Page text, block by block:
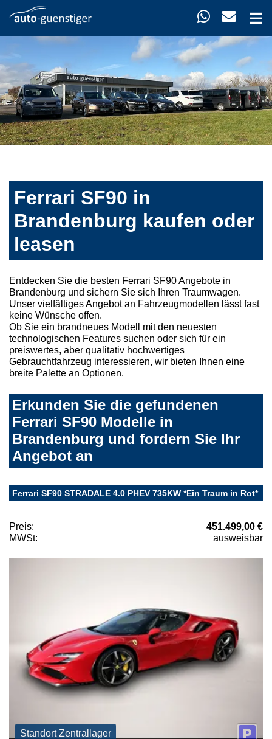
Ferrari SF90 in
Brandenburg kaufen oder
leasen
Entdecken Sie die besten Ferrari SF90 Angebote in
Brandenburg und sichern Sie sich Ihren Traumwagen.
Unser vielfältiges Angebot an Fahrzeugmodellen lässt fast
keine Wünsche offen.
Ob Sie ein brandneues Modell mit den neuesten
technologischen Features suchen oder sich für ein
preiswertes, aber qualitativ hochwertiges
Gebrauchtfahrzeug interessieren, wir bieten Ihnen eine
breite Palette an Optionen.
Erkunden Sie die gefundenen
Ferrari SF90 Modelle in
Brandenburg und fordern Sie Ihr
Angebot an
Ferrari SF90 STRADALE 4.0 PHEV 735KW *Ein Traum in Rot*
Preis:
451.499,00 €
MWSt:
ausweisbar
Standort Zentrallager